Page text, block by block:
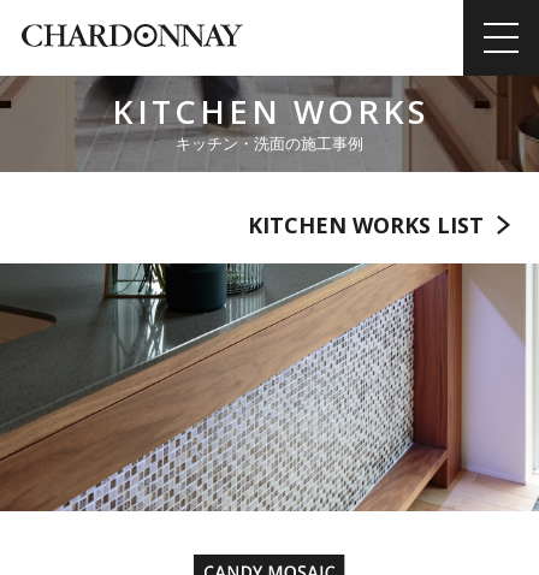
KITCHEN WORKS
キッチン・洗面の施工事例
KITCHEN WORKS LIST